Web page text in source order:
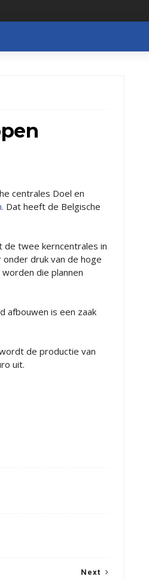
centrales Doel en
. Dat heeft de Belgische
twee kerncentrales in
druk van de hoge
die plannen
afbouwen is een zaak
de productie van
uit.
Next